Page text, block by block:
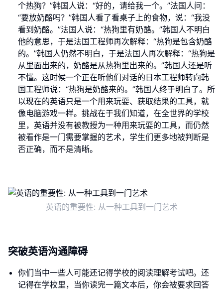
个热狗？”韩国人说：“好的，请给我一个。”法国人问：
“要放奶酪吗？”韩国人看了看桌子上的食物，说：“我没
看到奶酪。”法国人说：“热狗里有奶酪。”韩国人不明白
他的意思，于是法国工程师再次解释：“热狗是包含奶酪
的。”韩国人仍然不明白，于是法国人再次解释：“热狗是
从里面出来的，奶酪是从热狗里出来的。”韩国人还是听
不懂。这时候一个正在听他们对话的日本工程师转向韩
国工程师说：“热狗是奶酪来的。”韩国人终于明白了。所
以现在的英语只是一个用来玩耍、获取结果的工具，就
像电脑游戏一样。挑战在于我们知道，在全世界的学校
里，英语并没有被教授为一种用来玩耍的工具，而仍然
被看作是一门需要掌握的艺术，学生们更多地被判断是
否正确，而不是清晰。
英语的重要性: 从一种工具到一门艺术
突破英语沟通障碍
你们当中一些人可能还记得学校的阅读理解考试吧。还
记得在学校里，当你读完一篇文本后，你会被要求回答